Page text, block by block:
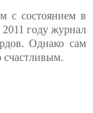
с состоянием в
году журнал
Однако сам
счастливым.